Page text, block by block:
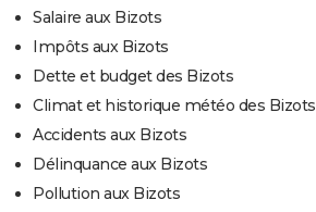
Salaire aux Bizots
Impôts aux Bizots
Dette et budget des Bizots
Climat et historique météo des Bizots
Accidents aux Bizots
Délinquance aux Bizots
Pollution aux Bizots